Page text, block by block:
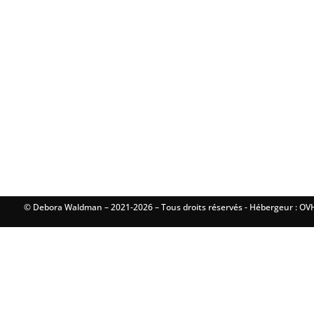
© Debora Waldman – 2021-2026 – Tous droits réservés - Hébergeur :